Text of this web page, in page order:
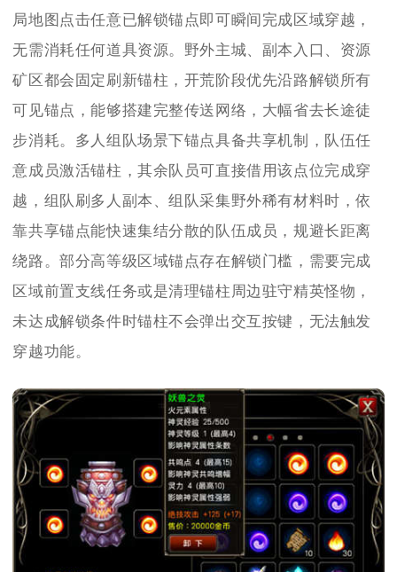
局地图点击任意已解锁锚点即可瞬间完成区域穿越，
无需消耗任何道具资源。野外主城、副本入口、资源
矿区都会固定刷新锚柱，开荒阶段优先沿路解锁所有
可见锚点，能够搭建完整传送网络，大幅省去长途徒
步消耗。多人组队场景下锚点具备共享机制，队伍任
意成员激活锚柱，其余队员可直接借用该点位完成穿
越，组队刷多人副本、组队采集野外稀有材料时，依
靠共享锚点能快速集结分散的队伍成员，规避长距离
绕路。部分高等级区域锚点存在解锁门槛，需要完成
区域前置支线任务或是清理锚柱周边驻守精英怪物，
未达成解锁条件时锚柱不会弹出交互按键，无法触发
穿越功能。